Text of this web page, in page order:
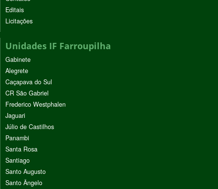
Editais
Licitações
Unidades IF Farroupilha
Gabinete
Alegrete
Caçapava do Sul
CR São Gabriel
Frederico Westphalen
Jaguari
Júlio de Castilhos
Panambi
Santa Rosa
Santiago
Santo Augusto
Santo Ângelo